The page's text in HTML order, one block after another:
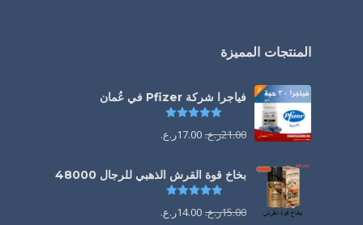
المنتجات المميزة
فياجرا شركة Pfizer في عُمان
21.00ر.ع. 17.00ر.ع.
بخاخ قوة القرش الذهبي للرجال 48000
تم التقييم
15.00ر.ع. 14.00ر.ع.